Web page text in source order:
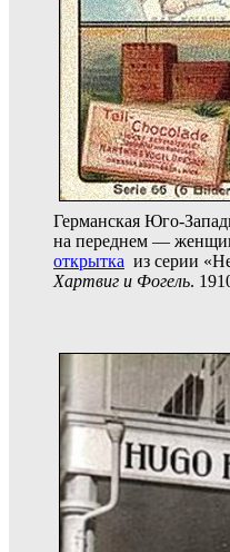
Германская Юго-
на переднем —
открытка из серии
Хартвиг и Фогель.